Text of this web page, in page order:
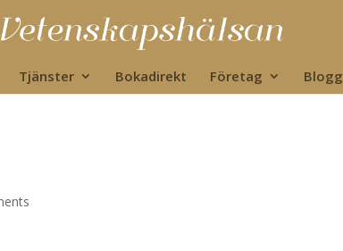
Tjänster Bokadirekt Företag Blogg